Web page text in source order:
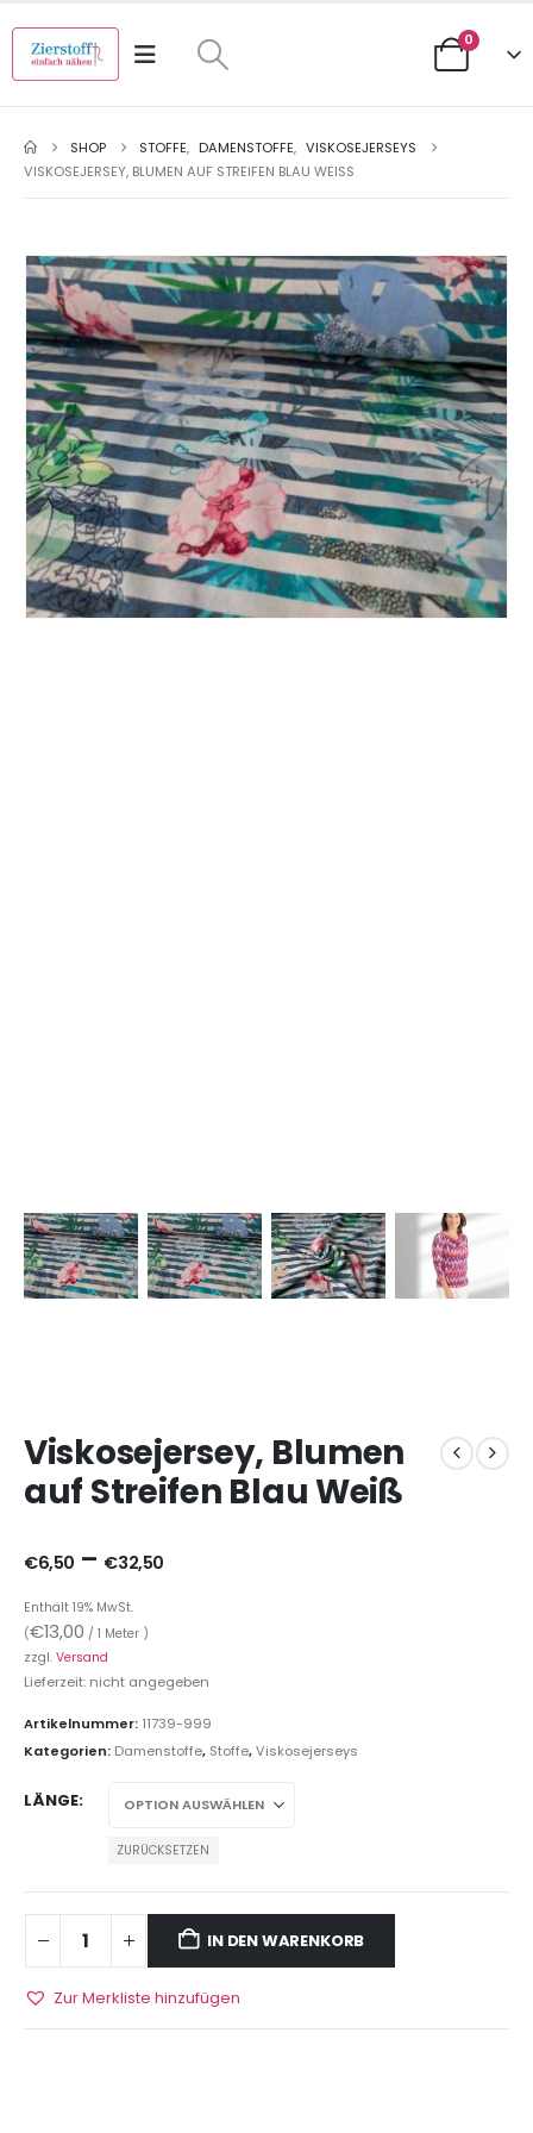
0
SHOP STOFFE, DAMENSTOFFE, VISKOSEJERSEYS
VISKOSEJERSEY, BLUMEN AUF STREIFEN BLAU WEISS
Viskosejersey, Blumen
auf Streifen Blau Weiß
€6,50 – €32,50
Enthält 19% MwSt.
(€13,00 / 1 Meter )
zzgl. Versand
Lieferzeit: nicht angegeben
Artikelnummer: 11739-999
Kategorien: Damenstoffe, Stoffe,Viskosejerseys
LÄNGE
ZURÜCKSETZEN
IN DEN WARENKORB
Zur Merkliste hinzufügen